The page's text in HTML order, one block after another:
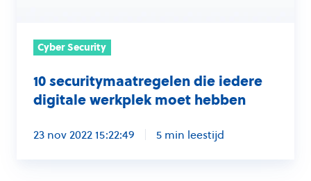
Cyber Security
10 securitymaatregelen die iedere
digitale werkplek moet hebben
23 nov 2022 15:22:49 5 min leestijd